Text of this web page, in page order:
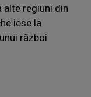
alte regiuni din
iese la
război